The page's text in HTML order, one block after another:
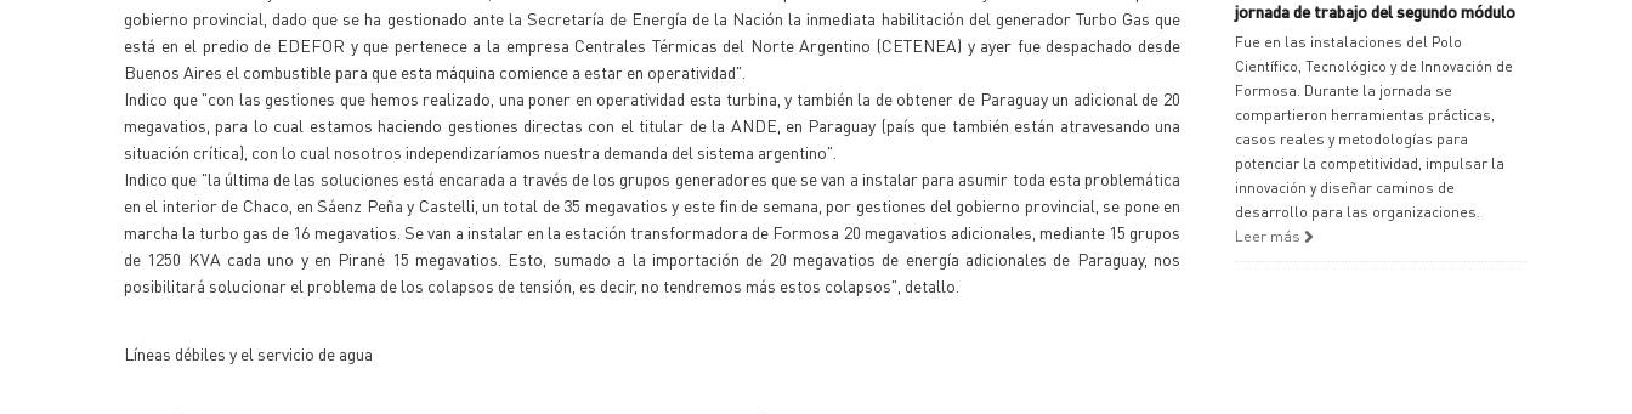
gobierno provincial, dado que se ha gestionado ante la Secretaría de Energía de la Nación la inmediata habilitación del generador Turbo Gas que
está en el predio de EDEFOR y que pertenece a la empresa Centrales Térmicas del Norte Argentino (CETENEA) y ayer fue despachado desde
Buenos Aires el combustible para que esta máquina comience a estar en operatividad".
Indico que "con las gestiones que hemos realizado, una poner en operatividad esta turbina, y también la de obtener de Paraguay un adicional de 20
megavatios, para lo cual estamos haciendo gestiones directas con el titular de la ANDE, en Paraguay (país que también están atravesando una
situación crítica), con lo cual nosotros independizaríamos nuestra demanda del sistema argentino".
Indico que "la última de las soluciones está encarada a través de los grupos generadores que se van a instalar para asumir toda esta problemática
en el interior de Chaco, en Sáenz Peña y Castelli, un total de 35 megavatios y este fin de semana, por gestiones del gobierno provincial, se pone en
marcha la turbo gas de 16 megavatios. Se van a instalar en la estación transformadora de Formosa 20 megavatios adicionales, mediante 15 grupos
de 1250 KVA cada uno y en Pirané 15 megavatios. Esto, sumado a la importación de 20 megavatios de energía adicionales de Paraguay, nos
posibilitará solucionar el problema de los colapsos de tensión, es decir, no tendremos más estos colapsos", detallo.
Líneas débiles y el servicio de agua
jornada de trabajo del segundo módulo
Fue en las instalaciones del Polo
Científico, Tecnológico y de Innovación de
Formosa. Durante la jornada se
compartieron herramientas prácticas,
casos reales y metodologías para
potenciar la competitividad, impulsar la
innovación y diseñar caminos de
desarrollo para las organizaciones.
Leer más